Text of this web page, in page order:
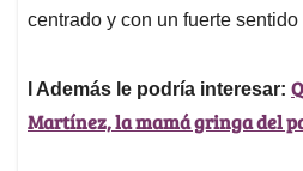
centrado y con un fuerte
l Además le podría interesar:
Martínez, la mamá gringa del